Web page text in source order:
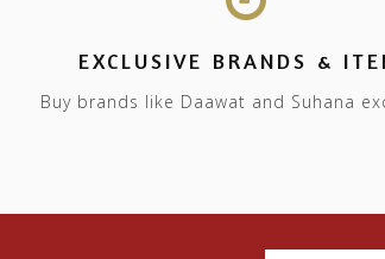
EXCLUSIVE BRANDS &
Buy brands like Daawat and Suhana